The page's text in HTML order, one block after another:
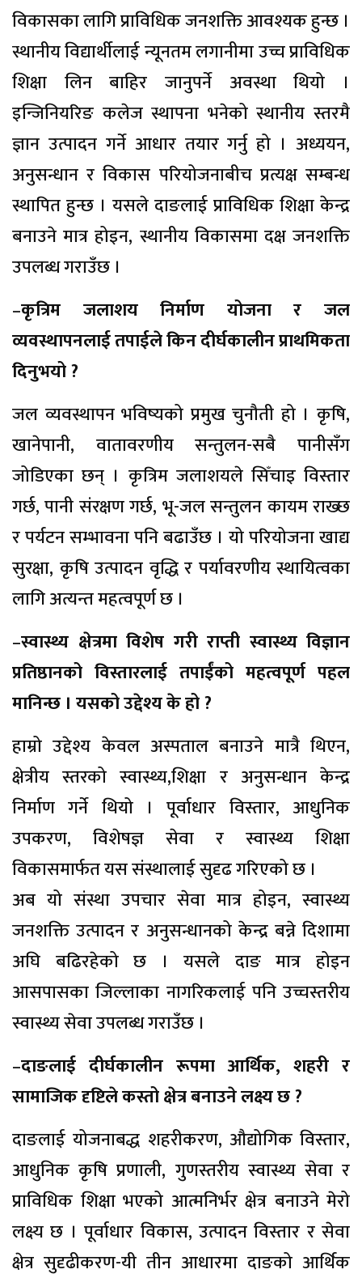
विकासका लागि प्राविधिक जनशक्ति आवश्यक हुन्छ ।
स्थानीय विद्यार्थीलाई न्यूनतम लगानीमा उच्च प्राविधिक
शिक्षा लिन बाहिर जानुपर्ने अवस्था थियो ।
इन्जिनियरिङ कलेज स्थापना भनेको स्थानीय स्तरमै
ज्ञान उत्पादन गर्ने आधार तयार गर्नु हो । अध्ययन,
अनुसन्धान र विकास परियोजनाबीच प्रत्यक्ष सम्बन्ध
स्थापित हुन्छ । यसले दाङलाई प्राविधिक शिक्षा केन्द्र
बनाउने मात्र होइन, स्थानीय विकासमा दक्ष जनशक्ति
उपलब्ध गराउँछ ।
–कृत्रिम जलाशय निर्माण योजना र जल
व्यवस्थापनलाई तपाईले किन दीर्घकालीन प्राथमिकता
दिनुभयो ?
जल व्यवस्थापन भविष्यको प्रमुख चुनौती हो । कृषि,
खानेपानी, वातावरणीय सन्तुलन-सबै पानीसँग
जोडिएका छन् । कृत्रिम जलाशयले सिँचाइ विस्तार
गर्छ, पानी संरक्षण गर्छ, भू-जल सन्तुलन कायम राख्छ
र पर्यटन सम्भावना पनि बढाउँछ । यो परियोजना खाद्य
सुरक्षा, कृषि उत्पादन वृद्धि र पर्यावरणीय स्थायित्वका
लागि अत्यन्त महत्वपूर्ण छ ।
–स्वास्थ्य क्षेत्रमा विशेष गरी राप्ती स्वास्थ्य विज्ञान
प्रतिष्ठानको विस्तारलाई तपाईंको महत्वपूर्ण पहल
मानिन्छ । यसको उद्देश्य के हो ?
हाम्रो उद्देश्य केवल अस्पताल बनाउने मात्रै थिएन,
क्षेत्रीय स्तरको स्वास्थ्य,शिक्षा र अनुसन्धान केन्द्र
निर्माण गर्ने थियो । पूर्वाधार विस्तार, आधुनिक
उपकरण, विशेषज्ञ सेवा र स्वास्थ्य शिक्षा
विकासमार्फत यस संस्थालाई सुदृढ गरिएको छ ।
अब यो संस्था उपचार सेवा मात्र होइन, स्वास्थ्य
जनशक्ति उत्पादन र अनुसन्धानको केन्द्र बन्ने दिशामा
अघि बढिरहेको छ । यसले दाङ मात्र होइन
आसपासका जिल्लाका नागरिकलाई पनि उच्चस्तरीय
स्वास्थ्य सेवा उपलब्ध गराउँछ ।
–दाङलाई दीर्घकालीन रूपमा आर्थिक, शहरी र
सामाजिक दृष्टिले कस्तो क्षेत्र बनाउने लक्ष्य छ ?
दाङलाई योजनाबद्ध शहरीकरण, औद्योगिक विस्तार,
आधुनिक कृषि प्रणाली, गुणस्तरीय स्वास्थ्य सेवा र
प्राविधिक शिक्षा भएको आत्मनिर्भर क्षेत्र बनाउने मेरो
लक्ष्य छ । पूर्वाधार विकास, उत्पादन विस्तार र सेवा
क्षेत्र सुदृढीकरण-यी तीन आधारमा दाङको आर्थिक